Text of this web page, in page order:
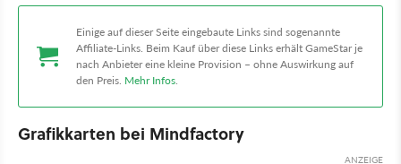
Einige auf dieser Seite eingebaute Links sind sogenannte
Affiliate-Links. Beim Kauf über diese Links erhält GameStar je
nach Anbieter eine kleine Provision – ohne Auswirkung auf
den Preis. Mehr Infos.
Grafikkarten bei Mindfactory